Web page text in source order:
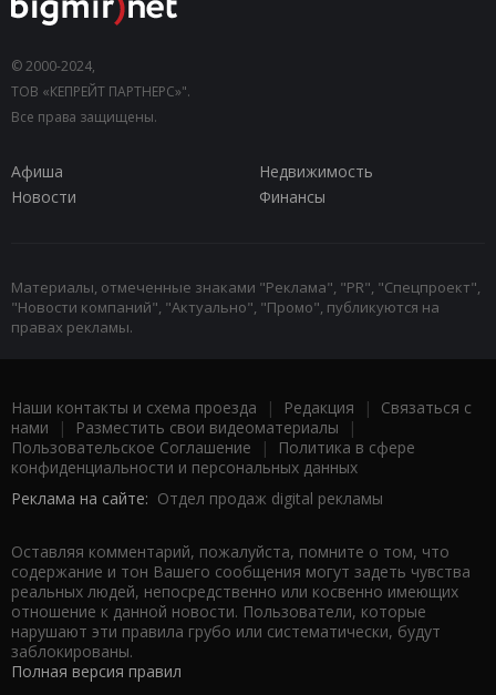
© 2000-2024,
ТОВ «КЕПРЕЙТ ПАРТНЕРС»".
Все права защищены.
Афиша
Недвижимость
Новости
Финансы
Материалы, отмеченные знаками "Реклама", "PR", "Спецпроект",
"Новости компаний", "Актуально", "Промо", публикуются на
правах рекламы.
Наши контакты и схема проезда | Редакция | Связаться с
нами | Разместить свои видеоматериалы |
Пользовательское Соглашение |
Политика в сфере
конфиденциальности и персональных данных
Реклама на сайте: Отдел продаж digital рекламы
Оставляя комментарий, пожалуйста, помните о том, что
содержание и тон Вашего сообщения могут задеть чувства
реальных людей, непосредственно или косвенно имеющих
отношение к данной новости. Пользователи, которые
нарушают эти правила грубо или систематически, будут
заблокированы.
Полная версия правил